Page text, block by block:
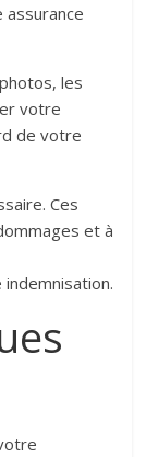
assurance
les
votre
de votre
Ces
et à